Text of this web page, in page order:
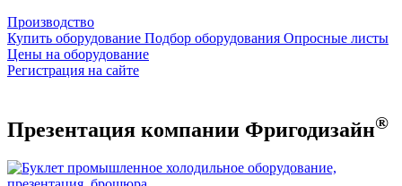
Производство
Купить оборудование Подбор оборудования Опросные листы
Цены на оборудование
Регистрация на сайте
Презентация компании Фригодизайн®